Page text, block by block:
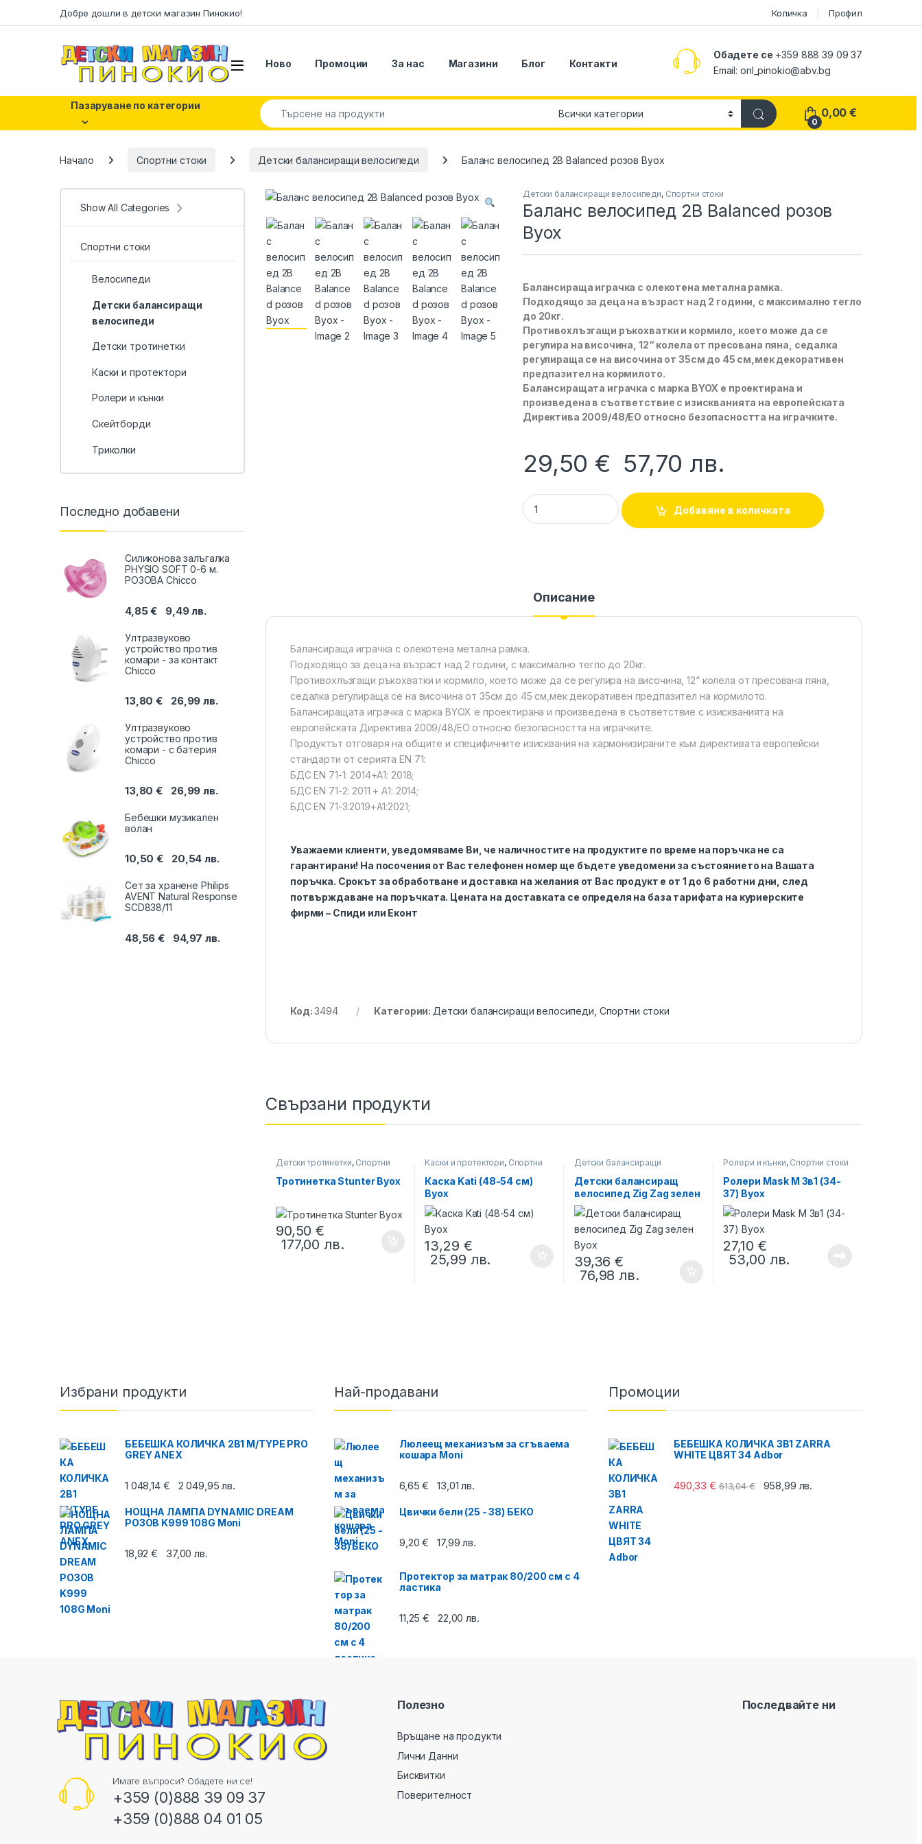
Добре дошли в детски магазин Пинокио! Количка Профил
Ново Промоции За нас Магазини Блог Контакти
Обадете се +359 888 39 09 37
Email: onl_pinokio@abv.bg
Пазаруване по категории Search for:
0
0,00€
Начало Спортни стоки Детски балансиращи велосипеди Баланс велосипед 2B Balanced розов Byox
Детски балансиращи велосипеди, Спортни стоки
Баланс велосипед 2B Balanced розов
Byox
Балансираща играчка с олекотена метална рамка.
Подходящо за деца на възраст над 2 години, с максимално тегло
до 20кг.
Противохлъзгащи ръкохватки и кормило, което може да се
регулира на височина, 12“ колела от пресована пяна, седалка
регулираща се на височина от 35см до 45 см,мек декоративен
предпазител на кормилото.
Балансиращата играчка с марка BYOX е проектирана и
произведена в съответствие с изискванията на европейската
Директива 2009/48/ЕО относно безопасността на играчките.
29,50 € 57,70 лв.
Баланс велосипед 2B Balanced розов Byox quantity
Добавяне в количката
Описание
Балансираща играчка с олекотена метална рамка.
Подходящо за деца на възраст над 2 години, с максимално тегло до 20кг.
Противохлъзгащи ръкохватки и кормило, което може да се регулира на височина, 12“ колела от пресована пяна,
седалка регулираща се на височина от 35см до 45 см,мек декоративен предпазител на кормилото.
Балансиращата играчка с марка BYOX е проектирана и произведена в съответствие с изискванията на
европейската Директива 2009/48/ЕО относно безопасността на играчките.
Продуктът отговаря на общите и специфичните изисквания на хармонизираните към директивата европейски
стандарти от серията ЕN 71:
БДС EN 71-1: 2014+A1: 2018;
БДС EN 71-2: 2011 + A1: 2014;
БДС EN 71-3:2019+A1:2021;
Уважаеми клиенти, уведомяваме Ви, че наличностите на продуктите по време на поръчка не са
гарантирани! На посочения от Вас телефонен номер ще бъдете уведомени за състоянието на Вашата
поръчка. Срокът за обработване и доставка на желания от Вас продукт е от 1 до 6 работни дни, след
потвърждаване на поръчката. Цената на доставката се определя на база тарифата на куриерските
фирми – Спиди или Еконт
Код:3494 Категории: Детски балансиращи велосипеди Спортни стоки
Свързани продукти
Детски тротинетки, Спортни
Тротинетка Stunter Byox
90,50€
177,00лв.
Каски и протектори, Спортни
Каска Kati (48-54 см)
Byox
13,29 €
25,99 лв.
Детски балансиращи
Детски балансиращ
велосипед Zig Zag зелен
Byox
39,36€
76,98лв.
Ролери и кънки, Спортни стоки
Ролери Mask M 3в1 (34-
37) Byox
27,10 €
53,00 лв.
Show All Categories
Спортни стоки
Велосипеди
Детски балансиращи
велосипеди
Детски тротинетки
Каски и протектори
Ролери и кънки
Скейтборди
Триколки
Последно добавени
Силиконова залъгалка
PHYSIO SOFТ 0-6 м.
РОЗОВА Chicco
4,85€ 9,49лв.
Ултразвуково
устройство против
комари - за контакт
Chicco
13,80€ 26,99лв.
Ултразвуково
устройство против
комари - с батерия
Chicco
13,80€ 26,99лв.
Бебешки музикален
волан
10,50€ 20,54лв.
Сет за хранене Philips
AVENT Natural Response
SCD838/11
48,56€ 94,97лв.
Избрани продукти
БЕБЕШКА КОЛИЧКА 2В1 M/TYPE PRO
GREY ANEX
1 048,14 € 2 049,95лв.
НОЩНА ЛАМПА DYNAMIC DREAM
РОЗОВ K999 108G Moni
18,92€ 37,00лв.
Най-продавани
Люлеещ механизъм за сгъваема
кошара Moni
6,65€ 13,01лв.
Цвички бели (25 - 38) БЕКО
9,20€ 17,99лв.
Протектор за матрак 80/200 см с 4
ластика
11,25€ 22,00лв.
Промоции
БЕБЕШКА КОЛИЧКА 3В1 ZARRA
WHITE ЦВЯТ 34 Adbor
490,33€ 613,04€ 958,99 лв.
Имате въпроси? Обадете ни се!
+359 (0)888 39 09 37
+359 (0)888 04 01 05
Полезно
Връщане на продукти
Лични Данни
Бисквитки
Поверителност
Последвайте ни